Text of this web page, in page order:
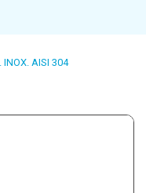
INOX. AISI 304